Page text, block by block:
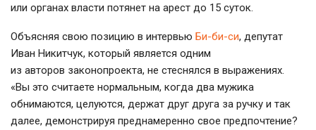
или органах власти потянет на арест до 15 суток.
Объясняя свою позицию в интервью Би-би-си, депутат
Иван Никитчук, который является одним
из авторов законопроекта, не стеснялся в выражениях.
«Вы это считаете нормальным, когда два мужика
обнимаются, целуются, держат друг друга за ручку и так
далее, демонстрируя преднамеренно свое предпочтение?